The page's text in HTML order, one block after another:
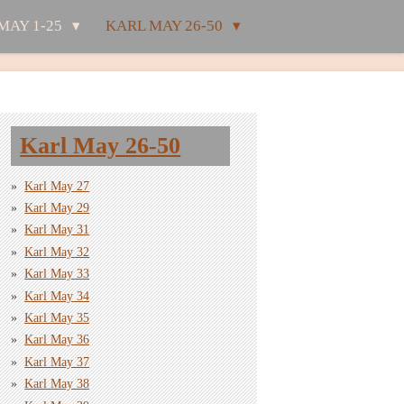
1-25 KARL MAY 26-50
Karl May 26-50
Karl May 27
Karl May 29
Karl May 31
Karl May 32
Karl May 33
Karl May 34
Karl May 35
Karl May 36
Karl May 37
Karl May 38